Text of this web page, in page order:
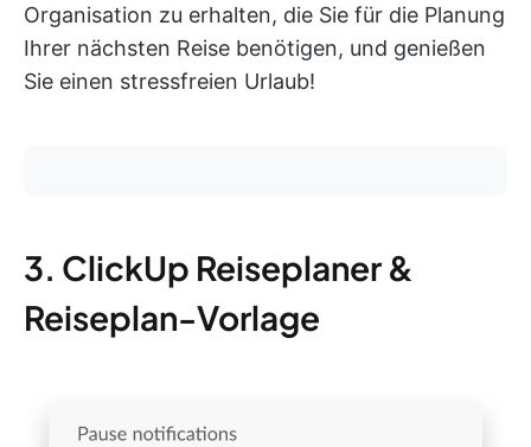
Organisation zu erhalten, die Sie für die Planung
Ihrer nächsten Reise benötigen, und genießen
Sie einen stressfreien Urlaub!
3. ClickUp Reiseplaner &
Reiseplan-Vorlage